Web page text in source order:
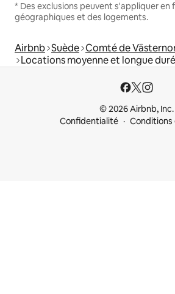
* Des exclusions peuvent s'appliquer en
géographiques et des logements.
Airbnb Suède Comté de
Locations moyenne et longue
© 2026 Airbnb, Inc.
Confidentialité
Conditions